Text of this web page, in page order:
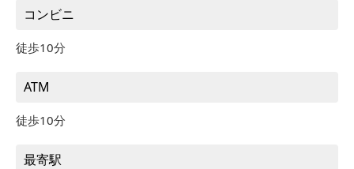
コンビニ
徒歩10分
ATM
徒歩10分
最寄駅